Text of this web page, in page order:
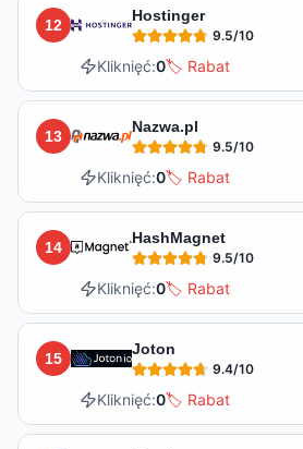
12
Hostinger
9.5/10
Kliknięć:0🏷️ Rabat
13
Nazwa.pl
9.5/10
Kliknięć:0🏷️ Rabat
14
HashMagnet
9.5/10
Kliknięć:0🏷️ Rabat
15
Joton
9.4/10
Kliknięć:0🏷️ Rabat